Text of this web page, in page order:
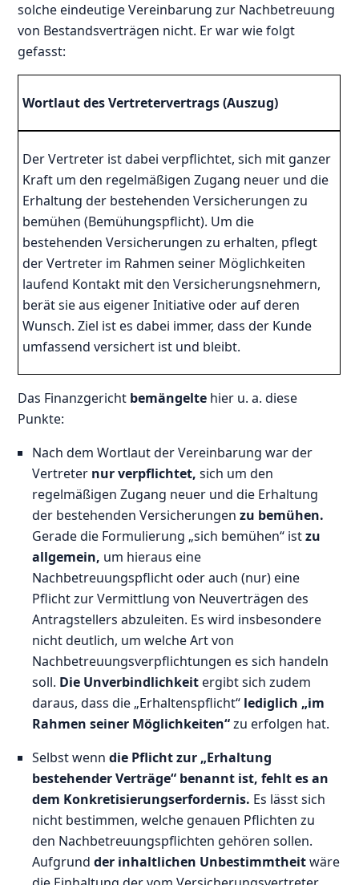
solche eindeutige Vereinbarung zur Nachbetreuung
von Bestandsverträgen nicht. Er war wie folgt
gefasst:
Wortlaut des Vertretervertrags (Auszug)
Der Vertreter ist dabei verpflichtet, sich mit ganzer
Kraft um den regelmäßigen Zugang neuer und die
Erhaltung der bestehenden Versicherungen zu
bemühen (Bemühungspflicht). Um die
bestehenden Versicherungen zu erhalten, pflegt
der Vertreter im Rahmen seiner Möglichkeiten
laufend Kontakt mit den Versicherungsnehmern,
berät sie aus eigener Initiative oder auf deren
Wunsch. Ziel ist es dabei immer, dass der Kunde
umfassend versichert ist und bleibt.
Das Finanzgericht bemängelte hier u. a. diese
Punkte:
Nach dem Wortlaut der Vereinbarung war der
Vertreter nur verpflichtet, sich um den
regelmäßigen Zugang neuer und die Erhaltung
der bestehenden Versicherungenzu bemühen.
Gerade die Formulierung „sich bemühen“ istzu
allgemein, um hieraus eine
Nachbetreuungspflicht oder auch (nur) eine
Pflicht zur Vermittlung von Neuverträgen des
Antragstellers abzuleiten. Es wird insbesondere
nicht deutlich, um welche Art von
Nachbetreuungsverpflichtungen es sich handeln
soll. Die Unverbindlichkeitergibt sich zudem
daraus, dass die „Erhaltenspflicht“ lediglich „im
Rahmen seiner Möglichkeiten“zu erfolgen hat.
Selbst wenndie Pflicht zur „Erhaltung
bestehender Verträge“ benannt ist, fehlt es an
dem Konkretisierungserfordernis. Es lässt sich
nicht bestimmen, welche genauen Pflichten zu
den Nachbetreuungspflichten gehören sollen.
Aufgrundder inhaltlichen Unbestimmtheitwäre